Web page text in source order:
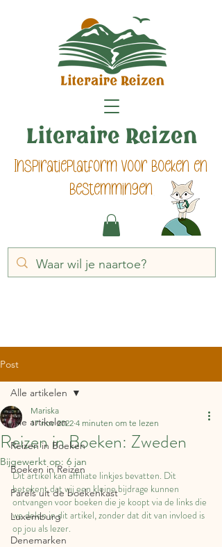
Inspiratieplatform voor boeken en
bestemmingen
Literaire Reizen
Post
Alle artikelen
Reizen in Boeken
Boeken in Reizen
Parels uit de boekenkast
Luxemburg
Denemarken
Alle artikelen
Reizen in Boeken: Zweden
Mariska
17 nov 2022 4 minuten om te lezen
Bijgewerkt op: 6 jan
Dit artikel kan affiliate linkjes bevatten. Dit
betekent dat wij een kleine bijdrage kunnen
ontvangen voor boeken die je koopt via de links die
we delen in dit artikel, zonder dat dit van invloed is
op jou als lezer.